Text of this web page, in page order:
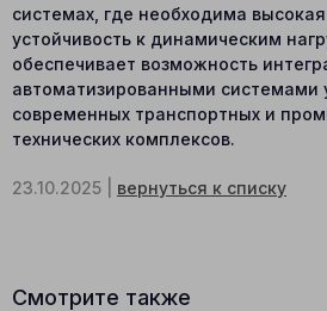
системах, где необходима
устойчивость к динамическим
обеспечивает возможность
автоматизированными системами
современных транспортных и
технических комплексов.
23.10.2025 | вернуться к списку
Смотрите также